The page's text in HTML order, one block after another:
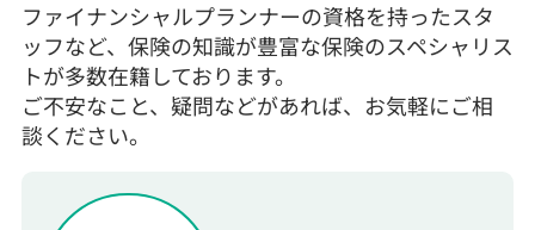
ファイナンシャルプランナーの資格を持ったスタ
ッフなど、保険の知識が豊富な保険のスペシャリス
トが多数在籍しております。
ご不安なこと、疑問などがあれば、お気軽にご相
談ください。